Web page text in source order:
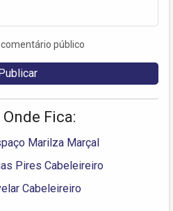
público
Fica:
Marilza Marçal
Pires Cabeleireiro
Cabeleireiro